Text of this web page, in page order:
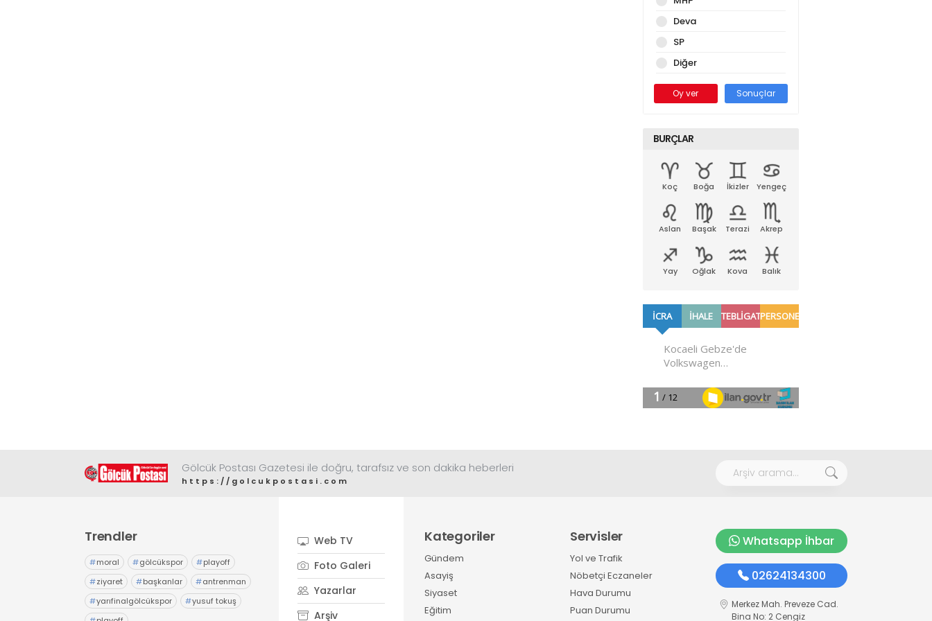
Deva
SP
Diğer
Oy ver Sonuçlar
BURÇLAR
Koç Boğa İkizler Yengeç
Aslan Başak Terazi Akrep
Yay Oğlak Kova Balık
Gölcük Postası Gazetesi ile doğru, tarafsız ve son dakika heberleri
https://golcukpostasi.com
Trendler
#moral #gölcükspor #playoff
#ziyaret #başkanlar #antrenman
#yarıfinalgölcükspor #yusuf tokuş
Web TV
Foto Galeri
Yazarlar
Arşiv
Kategoriler
Gündem
Asayiş
Siyaset
Eğitim
Servisler
Yol ve Trafik
Nöbetçi Eczaneler
Hava Durumu
Puan Durumu
Whatsapp İhbar
02624134300
Merkez Mah. Preveze Cad.
Bina No: 2 Cengiz